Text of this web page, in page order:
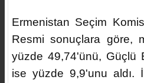
Ermenistan Seçim
Resmi sonuçlara göre,
yüzde 49,74'ünü, Güçlü
ise yüzde 9,9'unu aldı.